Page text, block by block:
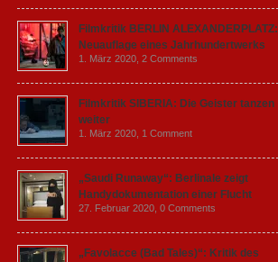
Filmkritik BERLIN ALEXANDERPLATZ:
Neuauflage eines Jahrhundertwerks
1. März 2020, 2 Comments
Filmkritik SIBERIA: Die Geister tanzen
weiter
1. März 2020, 1 Comment
„Saudi Runaway“: Berlinale zeigt
Handydokumentation einer Flucht
27. Februar 2020, 0 Comments
„Favolacce (Bad Tales)“: Kritik des